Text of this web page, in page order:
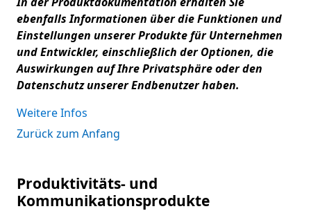
ebenfalls Informationen über die Funktionen und
Einstellungen unserer Produkte für Unternehmen
und Entwickler, einschließlich der Optionen, die
Auswirkungen auf Ihre Privatsphäre oder den
Datenschutz unserer Endbenutzer haben.
Weitere Infos
Zurück zum Anfang
Produktivitäts- und
Kommunikationsprodukte